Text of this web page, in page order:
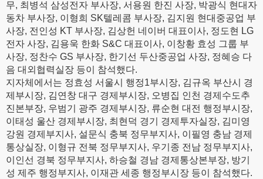
무, 최병석 삼성전자 부사장, 서용원 한진 사장, 박광식 현대자
동차 부사장, 이형희 SK텔레콤 부사장, 김지원 현대중공업 부
사장, 전인성 KT 부사장, 김상헌 네이버 대표이사, 정도현 LG
전자 사장, 김용욱 한화 S&C 대표이사, 이창황 효성 그룹 부
사장, 정찬수 GS 부사장, 한기선 두산중공업 사장, 정혜승 다
음 대외협력실장 등이 참석했다.
지자체에서는 정효성 서울시 행정1부시장, 김규옥 부산시 경
제부시장, 김연창 대구 경제부시장, 오병집 인천 경제수도추
진본부장, 우범기 광주 경제부시장, 류순현 대전 행정부시장,
이태성 울산 경제부시장, 최현덕 경기 경제투자실장, 김미영
강원 경제부지사, 설문식 충북 정무부지사, 이필영 충남 경제
통상실장, 이형규 전북 정무부지사, 우기종 전남 정무부지사,
이인선 경북 정무부지사, 하승철 경남 경제통상본부장, 방기
성 제주 행정부지사, 이재관 세종 행정부시장 등이 참석했다.